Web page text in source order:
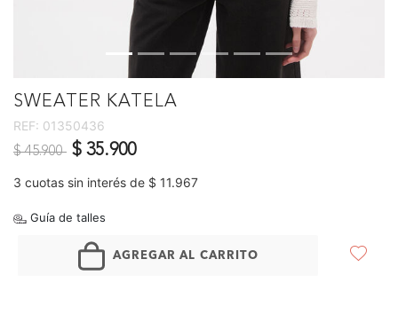
SWEATER KATELA
REF: 01350436
Precio reducido de
$ 45.900 a$ 35.900
3 cuotas sin interés de $ 11.967
Guía de talles
AGREGAR AL CARRITO